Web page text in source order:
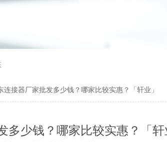
连接器厂家批发多少钱？哪家比较实惠？「轩业」
多少钱？哪家比较实惠？「轩